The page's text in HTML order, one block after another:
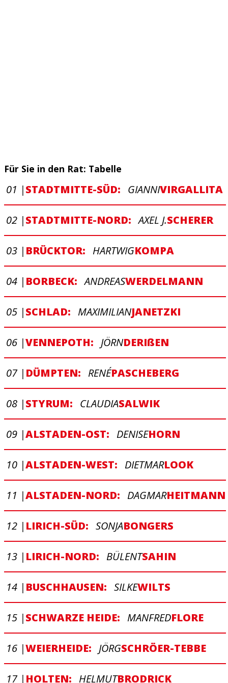
Für Sie in den Rat: Tabelle
01 |STADTMITTE-SÜD: GIANNIVIRGALLITA
02 |STADTMITTE-NORD: AXEL J.SCHERER
03 | BRÜCKTOR: HARTWIGKOMPA
04 | BORBECK: ANDREASWERDELMANN
05 |SCHLAD: MAXIMILIANJANETZKI
06 |VENNEPOTH: JÖRNDERIßEN
07 | DÜMPTEN: RENÉPASCHEBERG
08 |STYRUM: CLAUDIASALWIK
09 |ALSTADEN-OST: DENISEHORN
10 |ALSTADEN-WEST: DIETMARLOOK
11 |ALSTADEN-NORD: DAGMARHEITMANN
12 | LIRICH-SÜD: SONJABONGERS
13 | LIRICH-NORD: BÜLENTSAHIN
14 | BUSCHHAUSEN: SILKEWILTS
15 |SCHWARZE HEIDE: MANFREDFLORE
16 |WEIERHEIDE: JÖRGSCHRÖER-TEBBE
17 | HOLTEN: HELMUTBRODRICK